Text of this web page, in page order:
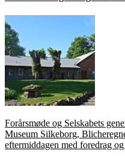
Forårsmøde og Selskabets
Museum Silkeborg,
eftermiddagen med foredrag